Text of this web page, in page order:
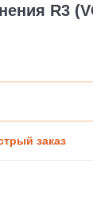
R3
заказ